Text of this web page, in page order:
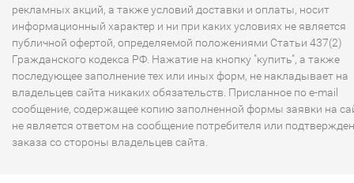
рекламных акций, а также условий доставки и оплаты, носит
информационный характер и ни при каких условиях не является
публичной офертой, определяемой положениями Статьи 437(2)
Гражданского кодекса РФ. Нажатие на кнопку "купить", а также
последующее заполнение тех или иных форм, не накладывает на
владельцев сайта никаких обязательств. Присланное по e-mail
сообщение, содержащее копию заполненной формы заявки на
не является ответом на сообщение потребителя или
заказа со стороны владельцев сайта.